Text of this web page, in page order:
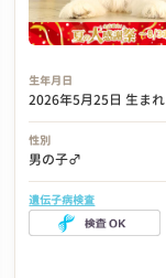
生年月日
2026年5月25日 生まれ
性別
男の子♂
遺伝子病検査